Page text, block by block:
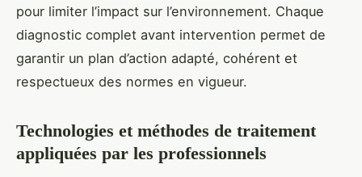
pour limiter l’impact sur l’environnement. Chaque
diagnostic complet avant intervention permet de
garantir un plan d’action adapté, cohérent et
respectueux des normes en vigueur.
Technologies et méthodes de traitement
appliquées par les professionnels